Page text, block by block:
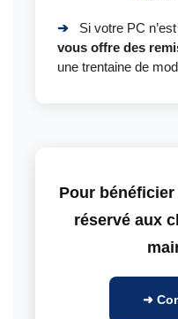
➔ Si votre PC
vous offre des
une trentaine de
Pour
réservé aux
➜